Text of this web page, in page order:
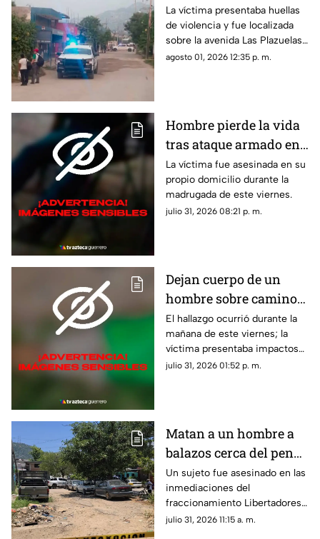
balazos en la Sabana
La víctima presentaba huellas
de violencia y fue localizada
sobre la avenida Las Plazuelas
durante la madrugada.
agosto 01, 2026 12:35 p. m.
Hombre pierde la vida
tras ataque armado en
suburbio de Acapulco
La víctima fue asesinada en su
propio domicilio durante la
madrugada de este viernes.
julio 31, 2026 08:21 p. m.
Dejan cuerpo de un
hombre sobre camino
de terracería en Iguala
El hallazgo ocurrió durante la
mañana de este viernes; la
víctima presentaba impactos
de bala.
julio 31, 2026 01:52 p. m.
Matan a un hombre a
balazos cerca del penal
de Acapulco
Un sujeto fue asesinado en las
inmediaciones del
fraccionamiento Libertadores
durante la tarde de este
julio 31, 2026 11:15 a. m.